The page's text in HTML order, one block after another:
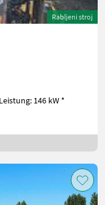
Rabljeni stroj
146 kW *